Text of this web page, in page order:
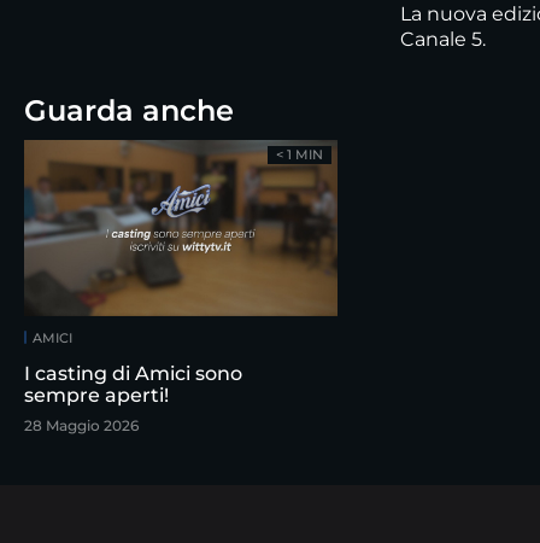
La nuova
Canale 5.
Guarda anche
AMICI
I casting di Amici sono
sempre aperti!
28 Maggio 2026
< 1 MIN